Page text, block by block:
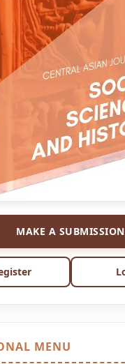
MAKE A SUBMISSION
MENU